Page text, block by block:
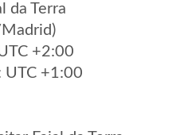
da Terra
+2:00
UTC +1:00